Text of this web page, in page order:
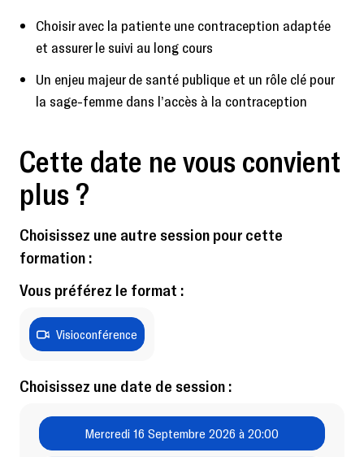
Cette date ne vous convient
plus ?
Choisissez une autre session pour cette
formation :
Vous préférez le format :
Visioconférence
Choisissez une date de session :
Mercredi 16 Septembre 2026 à 20:00
Choisir avec la patiente une contraception adaptée
et assurer le suivi au long cours
Un enjeu majeur de santé publique et un rôle clé pour
la sage-femme dans l’accès à la contraception